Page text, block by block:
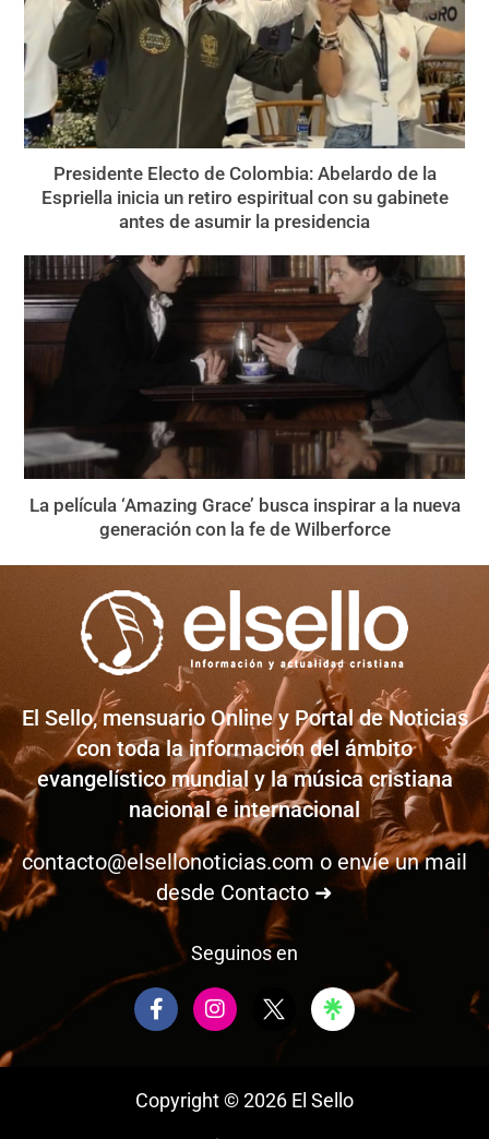
Presidente Electo de Colombia: Abelardo de la
Espriella inicia un retiro espiritual con su gabinete
antes de asumir la presidencia
La película ‘Amazing Grace’ busca inspirar a la nueva
generación con la fe de Wilberforce
El Sello, mensuario Online y Portal de Noticias
con toda la información del ámbito
evangelístico mundial y la música cristiana
nacional e internacional
contacto@elsellonoticias.com o envíe un mail
desde Contacto ➜
Seguinos en
F
a
o
I
n
g
Copyright © 2026 El Sello